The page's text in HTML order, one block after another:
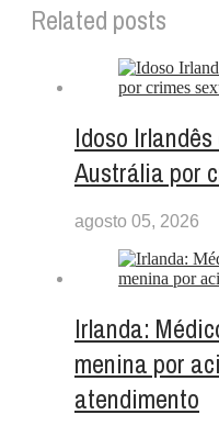
Related posts
Idoso
Austrália por
agosto 05, 2026
Irlanda:
menina por
atendimento